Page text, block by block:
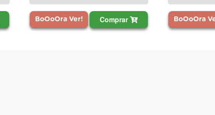
BoOoOra Ver! Comprar BoOoOra